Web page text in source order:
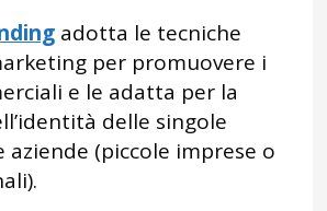
adotta le tecniche
per promuovere i
e le adatta per la
delle singole
aziende (piccole imprese o